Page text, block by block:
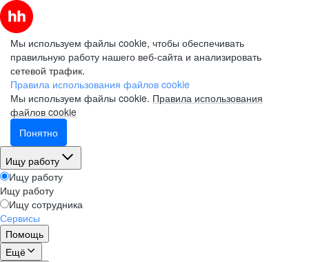
Мы используем файлы cookie, чтобы обеспечивать
правильную работу нашего веб-сайта и анализировать
сетевой трафик.
Правила использования файлов cookie
Мы используем файлы cookie. Правила использования
файлов cookie
Понятно
Ищу работу
Ищу работу
Ищу работу
Ищу сотрудника
Сервисы
Помощь
Ещё